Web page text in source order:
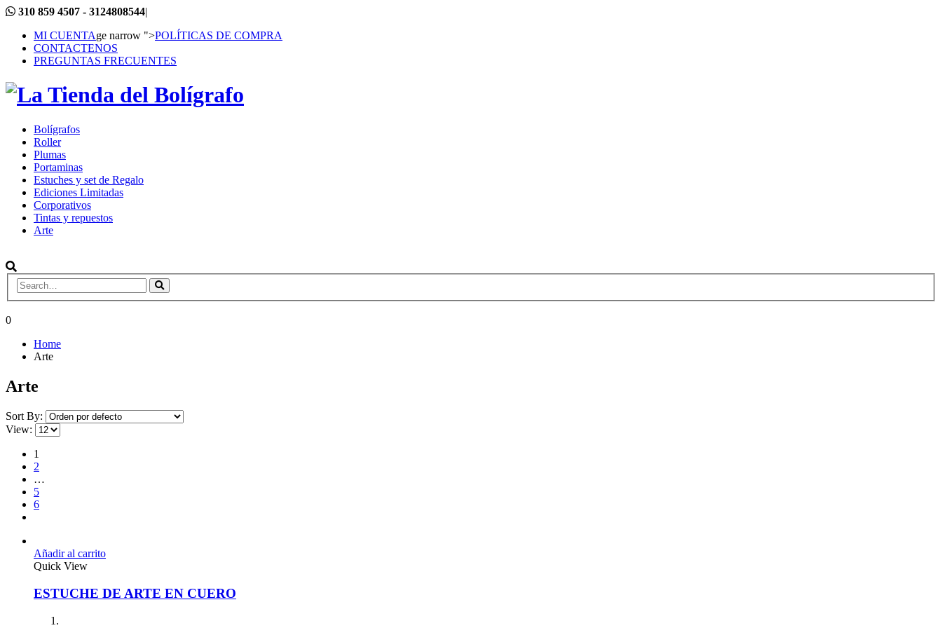
310 859 4507 - 3124808544|
MI CUENTAge narrow ">POLÍTICAS DE COMPRA
CONTACTENOS
PREGUNTAS FRECUENTES
Bolígrafos
Roller
Plumas
Portaminas
Estuches y set de Regalo
Ediciones Limitadas
Corporativos
Tintas y repuestos
Arte
0
Home
Arte
Arte
Sort By:
View:
1
2
…
5
6
Añadir al carrito
Quick View
ESTUCHE DE ARTE EN CUERO